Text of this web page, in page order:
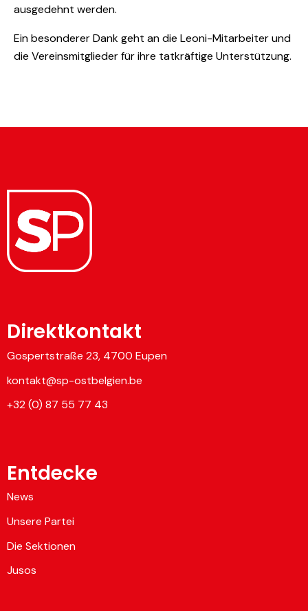
ausgedehnt werden.
Ein besonderer Dank geht an die Leoni-Mitarbeiter und
die Vereinsmitglieder für ihre tatkräftige Unterstützung.
Direktkontakt
Gospertstraße 23, 4700 Eupen
kontakt@sp-ostbelgien.be
+32 (0) 87 55 77 43
Entdecke
News
Unsere Partei
Die Sektionen
Jusos